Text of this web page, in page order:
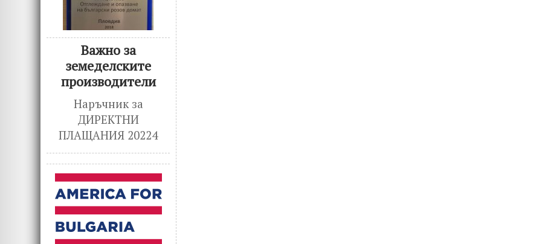
Важно за
земеделските
производители
Наръчник за
ДИРЕКТНИ
ПЛАЩАНИЯ 20224